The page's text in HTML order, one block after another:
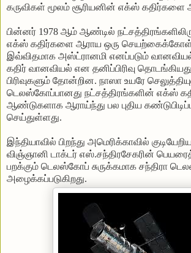
கருவிகள் மூலம் சூரியனின் எக்ஸ் கதிர்களை
பின்னர் 1978 ஆம் ஆண்டில்
எக்ஸ் கதிர்களை ஆராய ஒரு
இவ்விதமாக அஸ்ட்ரானமி எனப்படும்
கதிர் வானவியல் என தனிப்பிரிவு தொடங்கியது
பிரிவுகளும் தோன்றின. நாஸா உயரே
டெலஸ்கோப்பானது நட்சத்திரங்களின் எக்ஸ்
ஆண்டுகளாக ஆராய்ந்து பல புதிய
செய்துள்ளது.
இந்தியாவில் பிறந்து அமெரிக்காவில் குடியேறிய
விஞ்ஞானி டாக்டர் எஸ்.சந்திரசேகரின்
பறக்கும் டெலஸ்கோப் சுருக்கமாக சந்திரா
அழைக்கப்படுகிறது.